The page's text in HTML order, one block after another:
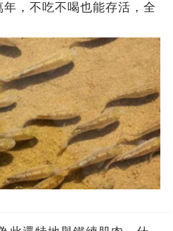
，不吃不喝也能存活，全